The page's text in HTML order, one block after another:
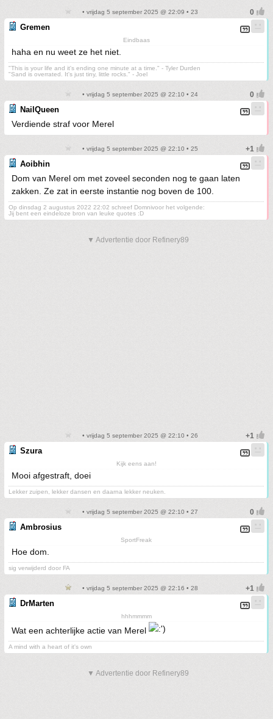
• vrijdag 5 september 2025 @ 22:09 • 23
Gremen
Eindbaas
haha en nu weet ze het niet.
"This is your life and it's ending one minute at a time." - Tyler Durden
"Sand is overrated. It's just tiny, little rocks." - Joel
• vrijdag 5 september 2025 @ 22:10 • 24
NailQueen
Verdiende straf voor Merel
• vrijdag 5 september 2025 @ 22:10 • 25
Aoibhin
Dom van Merel om met zoveel seconden nog te gaan laten
zakken. Ze zat in eerste instantie nog boven de 100.
Op dinsdag 2 augustus 2022 22:02 schreef Domnivoor het volgende:
Jij bent een eindeloze bron van leuke quotes :D
▼ Advertentie door Refinery89
• vrijdag 5 september 2025 @ 22:10 • 26
Szura
Kijk eens aan!
Mooi afgestraft, doei
Lekker zuipen, lekker dansen en daarna lekker neuken.
• vrijdag 5 september 2025 @ 22:10 • 27
Ambrosius
SportFreak
Hoe dom.
sig verwijderd door FA
• vrijdag 5 september 2025 @ 22:16 • 28
DrMarten
hhhmmmm
Wat een achterlijke actie van Merel
A mind with a heart of it's own
▼ Advertentie door Refinery89